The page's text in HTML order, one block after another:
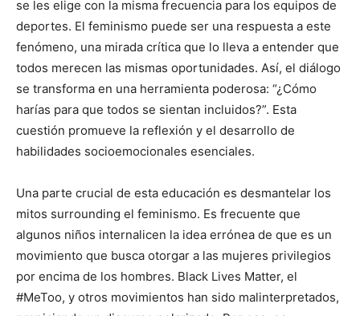
se les elige con la misma frecuencia para los equipos de
deportes. El feminismo puede ser una respuesta a este
fenómeno, una mirada crítica que lo lleva a entender que
todos merecen las mismas oportunidades. Así, el diálogo
se transforma en una herramienta poderosa: “¿Cómo
harías para que todos se sientan incluidos?”. Esta
cuestión promueve la reflexión y el desarrollo de
habilidades socioemocionales esenciales.
Una parte crucial de esta educación es desmantelar los
mitos surrounding el feminismo. Es frecuente que
algunos niños internalicen la idea errónea de que es un
movimiento que busca otorgar a las mujeres privilegios
por encima de los hombres. Black Lives Matter, el
#MeToo, y otros movimientos han sido malinterpretados,